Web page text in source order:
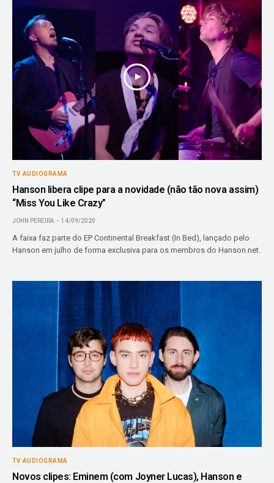
TV AUDIOGRAMA
Hanson libera clipe para a novidade (não tão nova assim)
“Miss You Like Crazy”
JOHN PEREIRA 14/09/2020
A faixa faz parte do EP Continental Breakfast (In Bed), lançado pelo
Hanson em julho de forma exclusiva para os membros do Hanson.net.
TV AUDIOGRAMA
Novos clipes: Eminem (com Joyner Lucas), Hanson e